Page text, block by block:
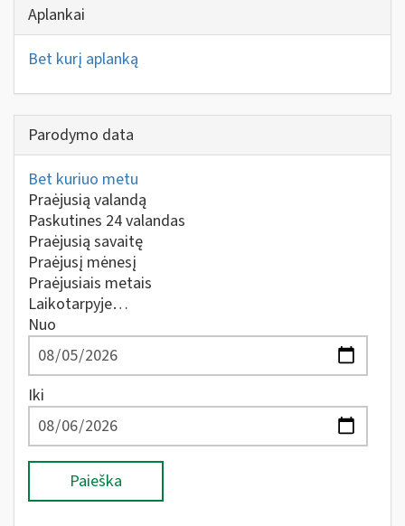
Aplankai
Bet kurį aplanką
Parodymo data
Bet kuriuo metu
Praėjusią valandą
Paskutines 24 valandas
Praėjusią savaitę
Praėjusį mėnesį
Praėjusiais metais
Laikotarpyje…
Nuo
Iki
Paieška